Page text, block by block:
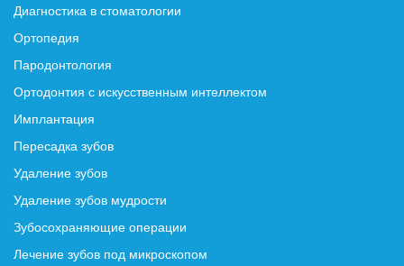
Диагностика в стоматологии
Ортопедия
Пародонтология
Ортодонтия с искусственным интеллектом
Имплантация
Пересадка зубов
Удаление зубов
Удаление зубов мудрости
Зубосохраняющие операции
Лечение зубов под микроскопом